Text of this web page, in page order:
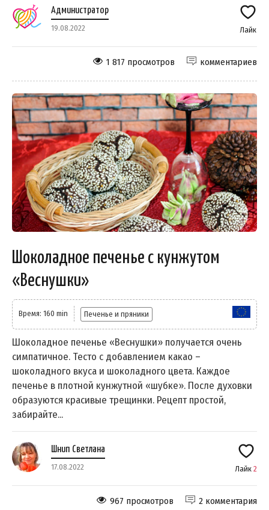
Администратор
19.08.2022 Лайк
комментариев
1 817 просмотров
Шоколадное печенье с кунжутом
«Веснушки»
Время: 160 min Печенье и пряники
Шоколадное печенье «Веснушки» получается очень
симпатичное. Тесто с добавлением какао –
шоколадного вкуса и шоколадного цвета. Каждое
печенье в плотной кунжутной «шубке». После духовки
образуются красивые трещинки. Рецепт простой,
забирайте...
Шнип Светлана
17.08.2022 Лайк 2
2 комментария
967 просмотров